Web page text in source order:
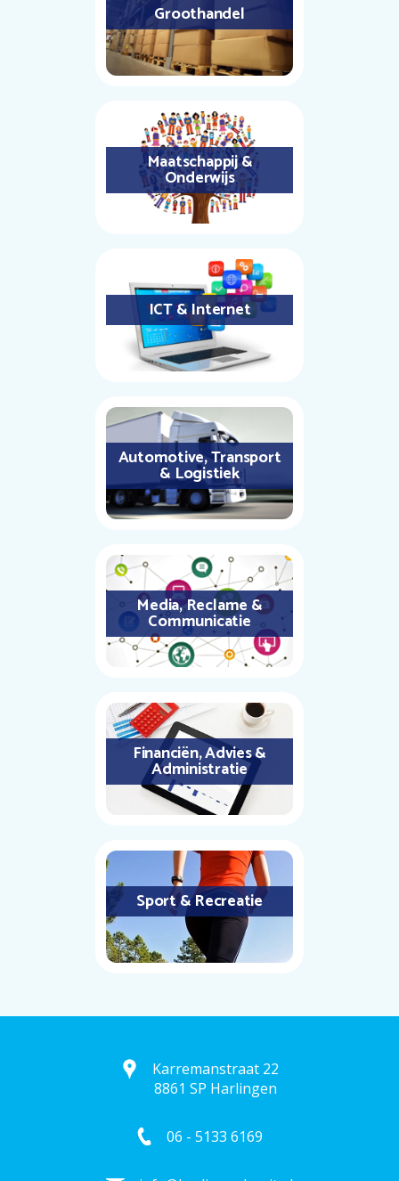
Groothandel
Maatschappij &
Onderwijs
ICT & Internet
Automotive, Transport
& Logistiek
Media, Reclame &
Communicatie
Financiën, Advies &
Administratie
Sport & Recreatie
Karremanstraat 22
8861 SP Harlingen
06 - 5133 6169